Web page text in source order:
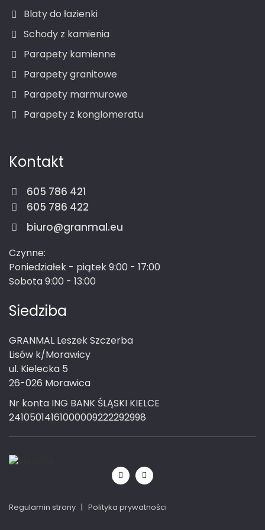
Blaty do łazienki
Schody z kamienia
Parapety kamienne
Parapety granitowe
Parapety marmurowe
Parapety z konglomeratu
Kontakt
605 786 421
605 786 422
biuro@granmal.eu
Czynne:
Poniedziałek - piątek 9:00 - 17:00
Sobota 9:00 - 13:00
Siedziba
GRANMAL Leszek Szczerba
Lisów k/Morawicy
ul. Kielecka 5
26-026 Morawica
Nr konta ING BANK ŚLĄSKI KIELCE
24105014161000009222292998
Regulamin strony | Polityka prywatności